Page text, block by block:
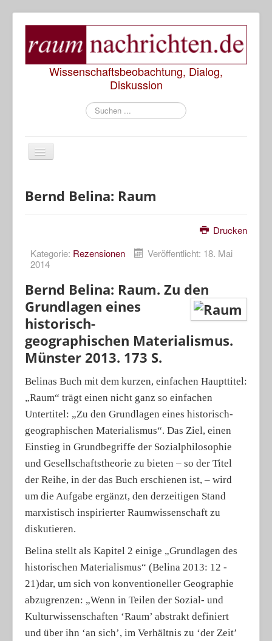
Wissenschaftsbeobachtung, Dialog,
Diskussion
Diskussionen
Porträts
Geographische Revue
Bernd Belina: Raum
Drucken
Kategorie: Rezensionen
Veröffentlicht: 18. Mai
2014
Bernd Belina: Raum. Zu den
Grundlagen eines
historisch-
geographischen Materialismus.
Münster 2013. 173 S.
Belinas Buch mit dem kurzen, einfachen Haupttitel:
„Raum“ trägt einen nicht ganz so einfachen
Untertitel: „Zu den Grundlagen eines historisch-
geographischen Materialismus“. Das Ziel, einen
Einstieg in Grundbegriffe der Sozialphilosophie
und Gesellschaftstheorie zu bieten – so der Titel
der Reihe, in der das Buch erschienen ist, – wird
um die Aufgabe ergänzt, den derzeitigen Stand
marxistisch inspirierter Raumwissenschaft zu
diskutieren.
Belina stellt als Kapitel 2 einige „Grundlagen des
historischen Materialismus“ (Belina 2013: 12 -
21)dar, um sich von konventioneller Geographie
abzugrenzen: „Wenn in Teilen der Sozial- und
Kulturwissenschaften ‘Raum’ abstrakt definiert
und über ihn ‘an sich’, im Verhältnis zu ‘der Zeit’